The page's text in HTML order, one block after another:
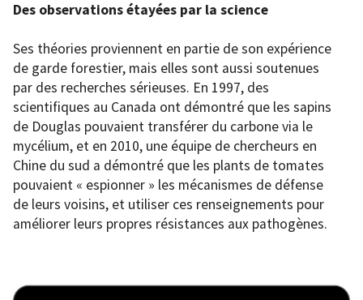
Des observations étayées par la science
Ses théories proviennent en partie de son expérience
de garde forestier, mais elles sont aussi soutenues
par des recherches sérieuses. En 1997, des
scientifiques au Canada ont démontré que les sapins
de Douglas pouvaient transférer du carbone via le
mycélium, et en 2010, une équipe de chercheurs en
Chine du sud a démontré que les plants de tomates
pouvaient « espionner » les mécanismes de défense
de leurs voisins, et utiliser ces renseignements pour
améliorer leurs propres résistances aux pathogènes.